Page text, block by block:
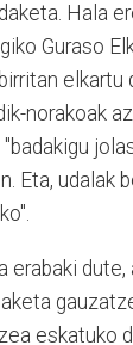
Hala
Guraso
norakoak
Eta, udalak
eskatuko